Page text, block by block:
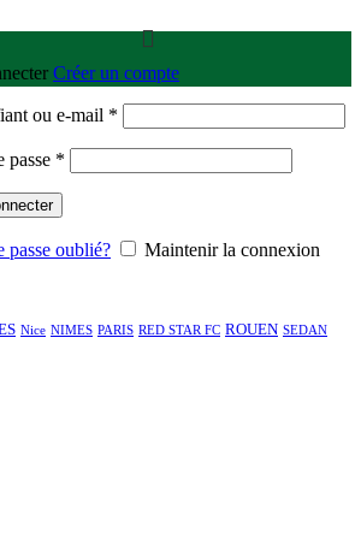
Créer un compte
ou e-mail *
passe *
passe oublié? Maintenir la connexion
Nice NIMES PARIS RED STAR FC ROUEN SEDAN